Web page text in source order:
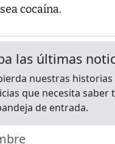
cocaína.